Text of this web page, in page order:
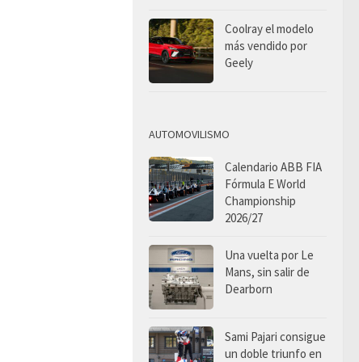
Coolray el modelo
más vendido por
Geely
AUTOMOVILISMO
Calendario ABB FIA
Fórmula E World
Championship
2026/27
Una vuelta por Le
Mans, sin salir de
Dearborn
Sami Pajari consigue
un doble triunfo en